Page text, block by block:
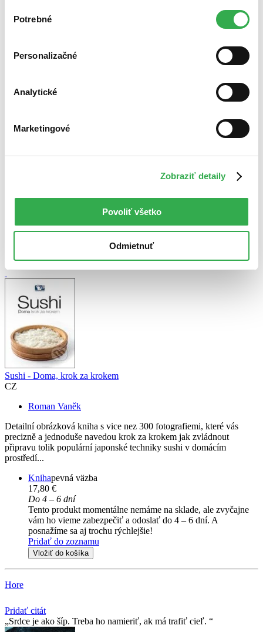
nám pomohlo, keby sme mohli používať všetky tieto
súhlasu
Potrebné
Personalizačné
Analytické
Marketingové
Zobraziť detaily
Povoliť všetko
Odmietnuť
Novinky
Najdrahšie
Zrušiť filtre
Sushi - Doma, krok za krokem
CZ
Roman Vaněk
Detailní obrázková kniha s vice nez 300 fotografiemi, které vás
precizně a jednoduše navedou krok za krokem jak zvládnout
připravu tolik populární japonské techniky sushi v domácím
prostředí...
Knihapevná väzba
17,80 €
Do 4 – 6 dní
Tento produkt momentálne nemáme na sklade, ale zvyčajne
vám ho vieme zabezpečiť a odoslať do 4 – 6 dní. A
posnažíme sa aj trochu rýchlejšie!
Pridať do zoznamu
Vložiť do košíka
Hore
Pridať citát
Srdce je ako šíp. Treba ho namieriť, ak má trafiť cieľ.